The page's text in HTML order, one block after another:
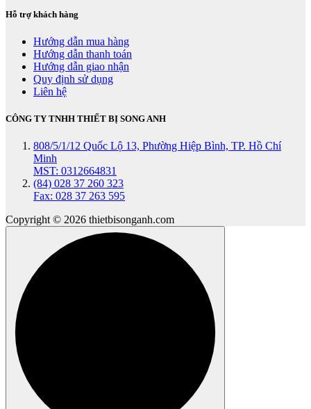
Hỗ trợ khách hàng
Hướng dẫn mua hàng
Hướng dẫn thanh toán
Hướng dẫn giao nhận
Quy định sử dụng
Liên hệ
CÔNG TY TNHH THIẾT BỊ SONG ANH
808/5/1/12 Quốc Lộ 13, Phường Hiệp Bình, TP. Hồ Chí
Minh
MST: 0312664831
(84) 028 37 260 323
Fax: 028 37 263 595
Copyright © 2026 thietbisonganh.com